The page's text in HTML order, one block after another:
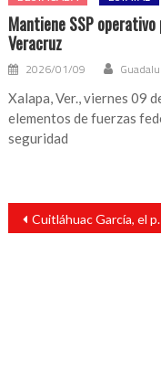
Mantiene SSP
Veracruz
2026/01/09
Xalapa, Ver., viernes 09
elementos de fuerzas
seguridad
Navegación
entradas
Cuitláhuac García, el primer gobernador que trabaja por los pueblos indígenas: Gómez Cazarín